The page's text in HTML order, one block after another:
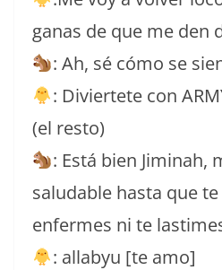
ganas de que me den
: Ah, sé cómo se
: Diviertete con
(el resto)
: Está bien Jiminah,
saludable hasta que
enfermes ni te
: allabyu [te amo]